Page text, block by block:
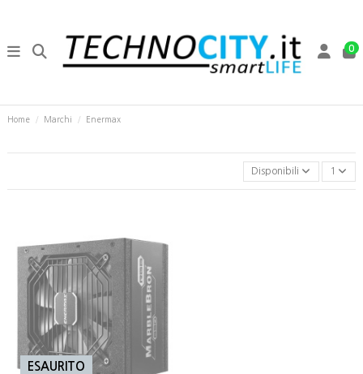
0
Home Marchi Enermax
Disponibili 1
ESAURITO